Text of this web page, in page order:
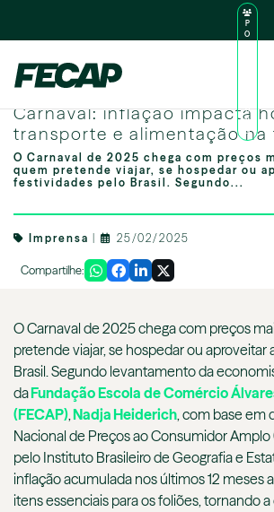
P
O
U
N
O
Carnaval: inflação impacta
transporte e alimentação na
O Carnaval de 2025 chega com preços
quem pretende viajar, se hospedar ou
festividades pelo Brasil. Segundo...
Imprensa 25/02/2025
Compartilhe:
O Carnaval de 2025 chega com preços
pretende viajar, se hospedar ou aproveitar
Brasil. Segundo levantamento da
daFundação Escola de Comércio
(FECAP),Nadja Heiderich, com base em
Nacional de Preços ao Consumidor Amplo
pelo Instituto Brasileiro de Geografia e
inflação acumulada nos últimos 12 meses
itens essenciais para os foliões, tornando